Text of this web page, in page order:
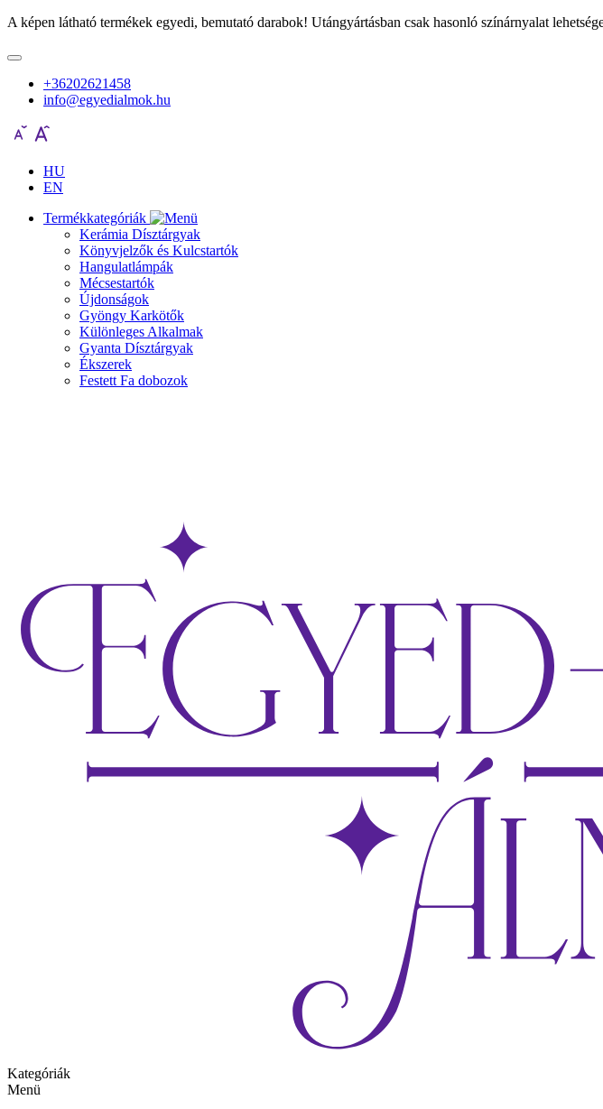
A képen látható termékek egyedi, bemutató darabok! Utángyártásban csak hasonló színárnyalat
+36202621458
info@egyedialmok.hu
HU
EN
Termékkategóriák
Kerámia Dísztárgyak
Könyvjelzők és Kulcstartók
Hangulatlámpák
Mécsestartók
Újdonságok
Gyöngy Karkötők
Különleges Alkalmak
Gyanta Dísztárgyak
Ékszerek
Festett Fa dobozok
Kategóriák
Menü